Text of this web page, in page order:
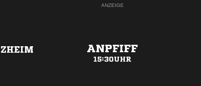
ANZEIGE
ANPFIFF
15:30UHR